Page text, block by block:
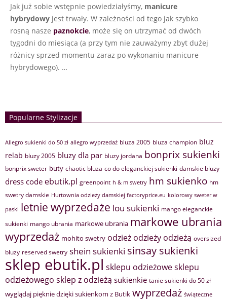
Jak już sobie wstępnie powiedziałyśmy, manicure
hybrydowy jest trwały. W zależności od tego jak szybko
rosną nasze paznokcie, może się on utrzymać od dwóch
tygodni do miesiąca (a przy tym nie zauważymy zbyt dużej
różnicy sprzed momentu zaraz po wykonaniu manicure
hybrydowego). …
Popularne Stylizacje
Allegro sukienki do 50 zł allegro wyprzedaż bluza 2005 bluza champion bluz
relab bluzy 2005 bluzy dla par bluzy jordana bonprix sukienki
bonprix sweter buty chaotic bluza co do eleganckiej sukienki damskie bluzy
dress code ebutik.pl greenpoint h & m swetry hm sukienko hm
swetry damskie Hurtownia odzieży damskiej factoryprice.eu kolorowy sweter w
paski letnie wyprzedaże lou sukienki mango eleganckie
sukienki mango ubrania markowe ubrania markowe ubrania
wyprzedaż mohito swetry odzież odzieży odzieżą oversized
bluzy reserved swetry shein sukienki sinsay sukienki
sklep ebutik.pl sklepu odzieżowesklepu
odzieżowego sklep z odzieżą sukienkie tanie sukienki do 50 zł
wyglądaj pięknie dzięki sukienkom z Butik wyprzedaż świąteczne